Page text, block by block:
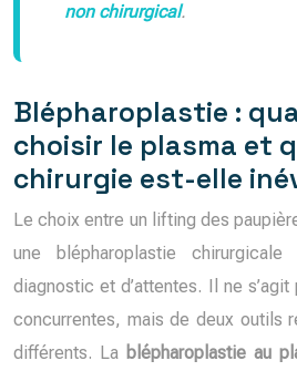
non chirurgical.
Blépharoplastie :
choisir le plasma et
chirurgie est-elle
Le choix entre un lifting des
une blépharoplastie
diagnostic et d’attentes. Il ne
concurrentes, mais de deux outils
différents. La blépharoplastie au